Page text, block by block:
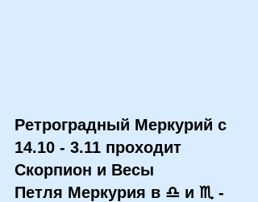
Ретроградный Меркурий с
14.10 - 3.11 проходит
Скорпион и Весы
Петля Меркурия в ♎ и ♏ -